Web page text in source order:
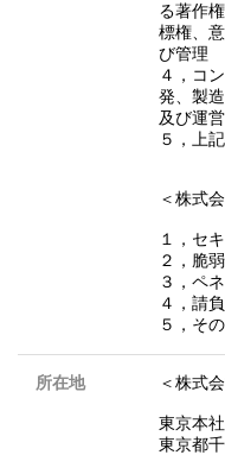
る著作
標権、
び管理
４，コ
発、製
及び運営
５，上
＜株式
１，セ
２，脆
３，ペ
４，請
５，そ
所在地 ＜株式
東京本社
東京都